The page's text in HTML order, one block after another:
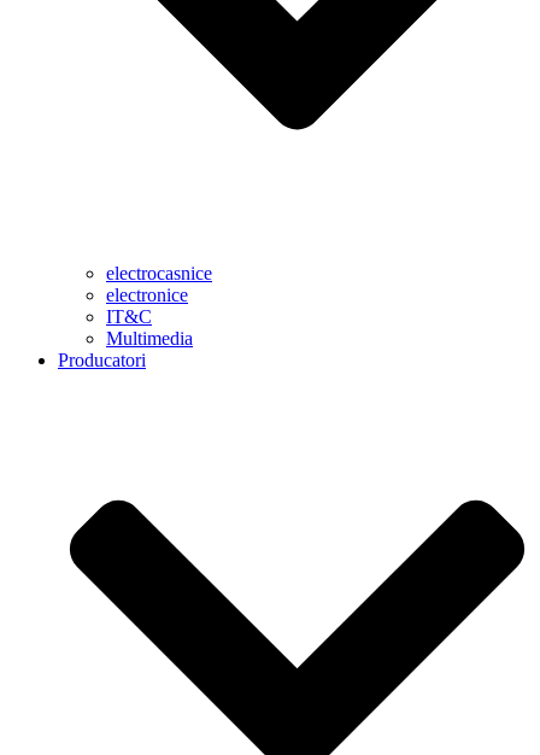
electrocasnice
electronice
IT&C
Multimedia
Producatori